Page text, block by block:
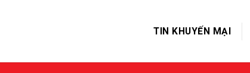
TIN KHUYẾN MẠI